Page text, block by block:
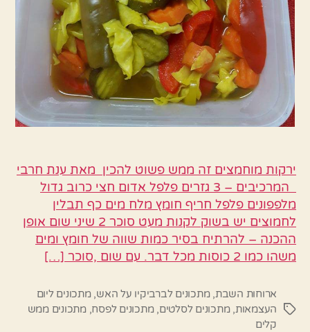
ירקות מוחמצים זה ממש פשוט להכין מאת ענת חרבי
המרכיבים – 3 גזרים פלפל אדום חצי כרוב גדול
מלפפונים פלפל חריף חומץ מלח מים כף תבלין
לחמוצים יש בשוק לקנות מעט סוכר 2 שיני שום אופן
ההכנה – להרתיח בסיר כמות שווה של חומץ ומים
משהו כמו 2 כוסות מכל דבר. עם שום ,סוכר […]
תגיות
ארוחות השבת,מתכונים לברביקיו על האש,מתכונים ליום
העצמאות,מתכונים לסלטים,מתכונים לפסח,מתכונים ממש
קלים